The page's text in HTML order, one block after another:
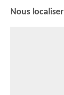
Nous localiser